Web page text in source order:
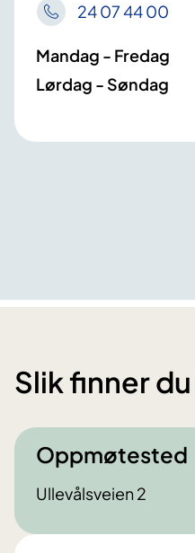
24 07 44 00
Mandag - Fredag
Lørdag - Søndag
Slik finner
Oppmøtested
Ullevålsveien 2